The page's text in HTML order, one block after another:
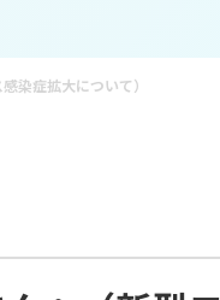
染症拡大について）